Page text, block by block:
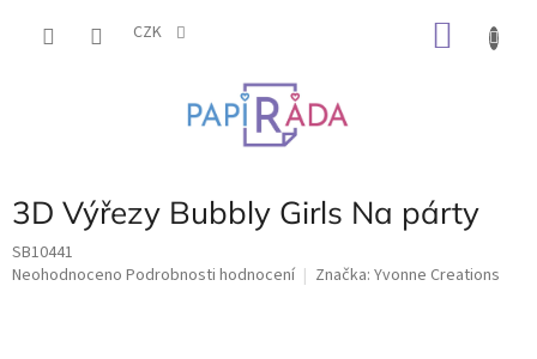
CZK
3D Výřezy Bubbly Girls Na párty
SB10441
Průměrné
Neohodnoceno Podrobnosti hodnocení Značka: Yvonne Creations